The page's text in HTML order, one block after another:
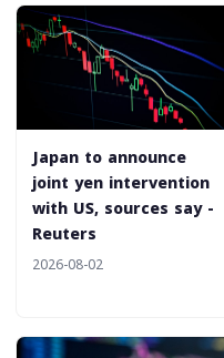
Japan to announce
joint yen intervention
with US, sources say -
Reuters
2026-08-02